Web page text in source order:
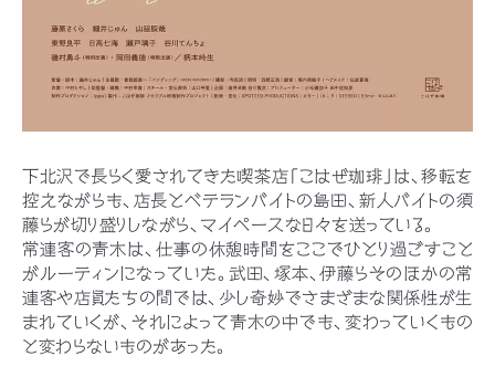
下北沢で長らく愛されてきた喫茶店「こはぜ珈琲」は、移転を
控えながらも、店長とベテランバイトの島田、新人バイトの須
藤らが切り盛りしながら、マイペースな日々を送っている。
常連客の青木は、仕事の休憩時間をここでひとり過ごすこと
がルーティンになっていた。武田、塚本、伊藤らそのほかの常
連客や店員たちの間では、少し奇妙でさまざまな関係性が生
まれていくが、それによって青木の中でも、変わっていくもの
と変わらないものがあった。